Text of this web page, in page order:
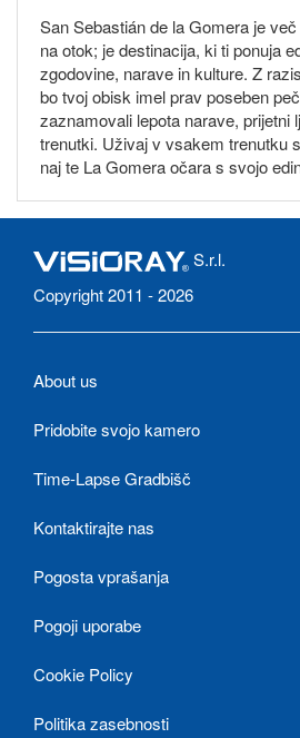
San Sebastián de la Gomera je
na otok; je destinacija, ki ti ponuja
zgodovine, narave in kulture. Z
bo tvoj obisk imel prav poseben
zaznamovali lepota narave, prijetni
trenutki. Uživaj v vsakem trenutku
naj te La Gomera očara s svojo
S.r.l.
Copyright 2011 - 2026
About us
Pridobite svojo kamero
Time-Lapse Gradbišč
Kontaktirajte nas
Pogosta vprašanja
Pogoji uporabe
Cookie Policy
Politika zasebnosti